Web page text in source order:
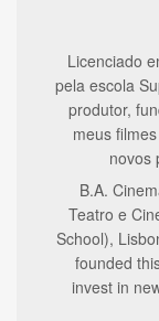
Licenciado
pela escola
produtor,
meus
novos
B.A.
Teatro e
School),
founded
invest in